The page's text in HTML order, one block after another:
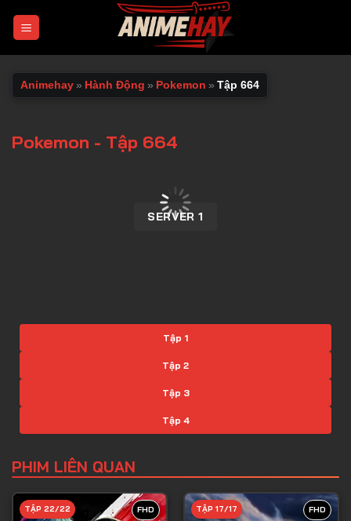
Animehay » Hành Động » Pokemon » Tập 664
Pokemon - Tập 664
SERVER 1
Tập 1
Tập 2
Tập 3
Tập 4
Tập 6
Tập 7
PHIM LIÊN QUAN
FHD
TẬP 22/22 FHD
TẬP 17/17